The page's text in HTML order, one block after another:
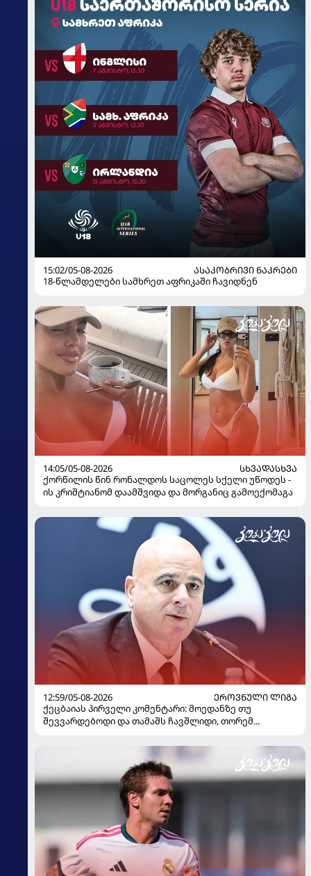
15:02/05-08-2026
ᲐᲡᲐᲙᲝᲑᲠᲘᲕᲘ ᲜᲐᲙᲠᲔᲑᲘ
18-წლამდელები სამხრეთ აფრიკაში ჩავიდნენ
14:05/05-08-2026
ᲡᲮᲕᲐᲓᲐᲡᲮᲕᲐ
ქორწილის წინ რონალდოს საცოლეს სქელი უწოდეს -
ის კრიშტიანომ დაამშვიდა და მორგანიც გამოექომაგა
12:59/05-08-2026
ᲔᲠᲝᲕᲜᲣᲚᲘ ᲚᲘᲒᲐ
ქეცბაიას პირველი კომენტარი: მოედანზე თუ
შევვარდებოდი და თამაშს ჩავშლიდი, თორემ...